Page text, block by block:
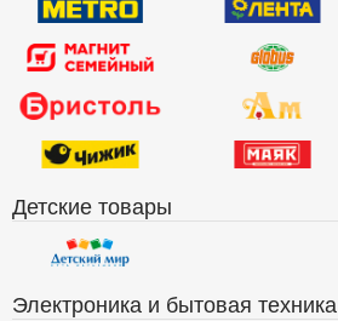
Детские товары
Электроника и бытовая техника